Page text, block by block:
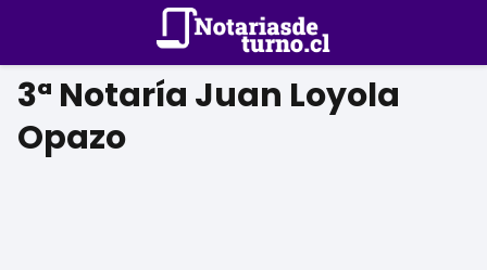
3ª Notaría Juan Loyola
Opazo